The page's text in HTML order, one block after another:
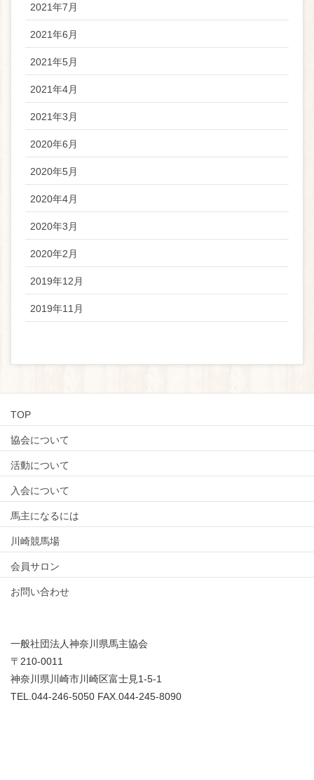
2021年7月
2021年6月
2021年5月
2021年4月
2021年3月
2020年6月
2020年5月
2020年4月
2020年3月
2020年2月
2019年12月
2019年11月
TOP
協会について
活動について
入会について
馬主になるには
川崎競馬場
会員サロン
お問い合わせ
一般社団法人神奈川県馬主協会
〒210-0011
神奈川県川崎市川崎区富士見1-5-1
TEL.044-246-5050 FAX.044-245-8090